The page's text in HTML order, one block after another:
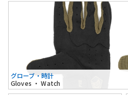
グローブ・時計
Gloves ・ Watch